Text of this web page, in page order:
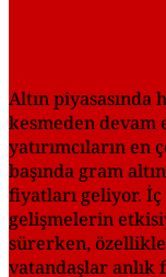
Altın
kesmeden devam
yatırımcıların
başında gram
fiyatları geliyor. İç
gelişmelerin
sürerken, özellikle
vatandaşlar anlık